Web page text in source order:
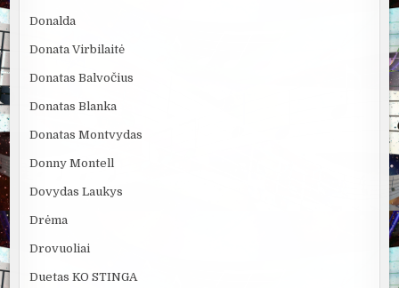
Donalda
Donata Virbilaitė
Donatas Balvočius
Donatas Blanka
Donatas Montvydas
Donny Montell
Dovydas Laukys
Drėma
Drovuoliai
Duetas KO STINGA